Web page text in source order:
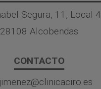
Segura, 11, Local 4
28108 Alcobendas
CONTACTO